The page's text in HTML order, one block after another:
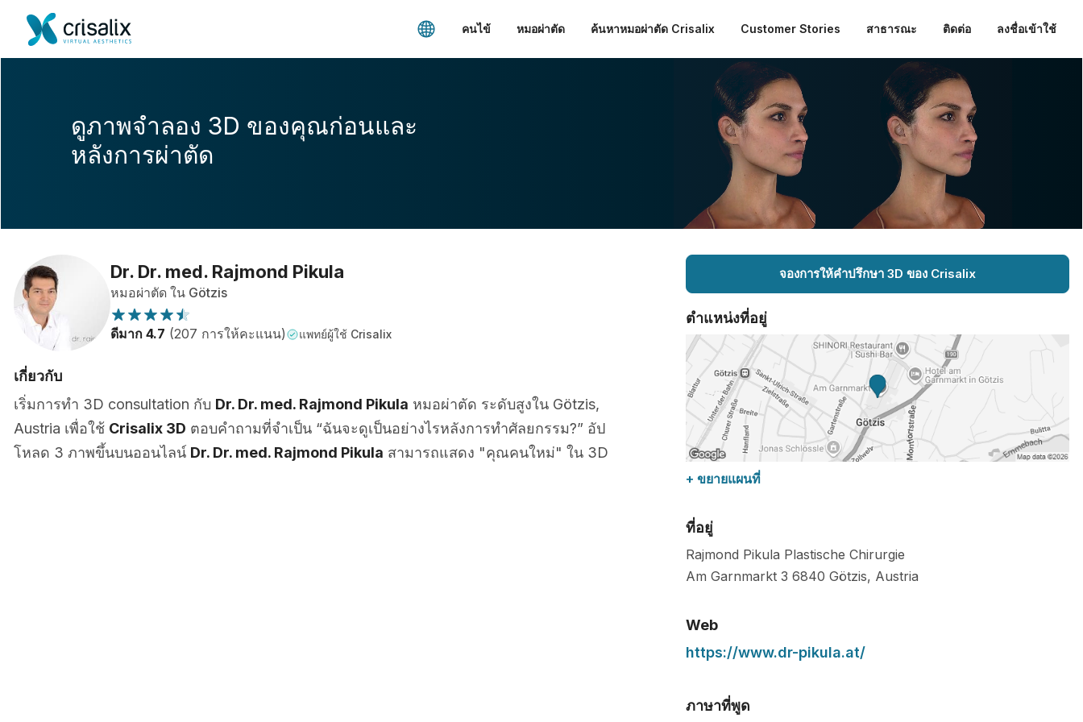
คนไข้ หมอผ่าตัด ค้นหาหมอผ่าตัด Crisalix Customer Stories สาธารณะ ติดต่อ ลงชื่อเข้าใช้
ดูภาพจำลอง 3D ของคุณก่อนและ
หลังการผ่าตัด
Dr. Dr. med. Rajmond Pikula
หมอผ่าตัด ใน Götzis
ดีมาก 4.7 (207 การให้คะแนน) แพทย์ผู้ใช้ Crisalix
เกี่ยวกับ
เริ่มการทำ 3D consultation กับ Dr. Dr. med. Rajmond Pikula หมอผ่าตัด ระดับสูงใน Götzis,
Austria เพื่อใช้ Crisalix 3D ตอบคำถามที่จำเป็น “ฉันจะดูเป็นอย่างไรหลังการทำศัลยกรรม?” อัป
โหลด 3 ภาพขึ้นบนออนไลน์ Dr. Dr. med. Rajmond Pikula สามารถแสดง "คุณคนใหม่" ใน 3D
จองการให้คำปรึกษา 3D ของ Crisalix
ตำแหน่งที่อยู่
+ ขยายแผนที่
ที่อยู่
Rajmond Pikula Plastische Chirurgie
Am Garnmarkt 3 6840 Götzis, Austria
Web
https://www.dr-pikula.at/
ภาษาที่พูด